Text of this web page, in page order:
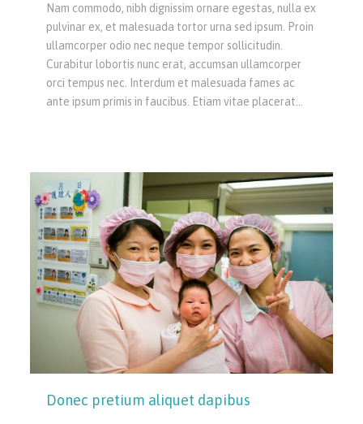
Nam commodo, nibh dignissim ornare egestas, nulla ex
pulvinar ex, et malesuada tortor urna sed ipsum. Proin
ullamcorper odio nec neque tempor sollicitudin.
Curabitur lobortis nunc erat, accumsan ullamcorper
orci tempus nec. Interdum et malesuada fames ac
ante ipsum primis in faucibus. Etiam vitae placerat…
Donec pretium aliquet dapibus